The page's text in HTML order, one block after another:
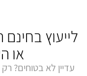
לייעוץ
או
עדיין לא בטוחים?